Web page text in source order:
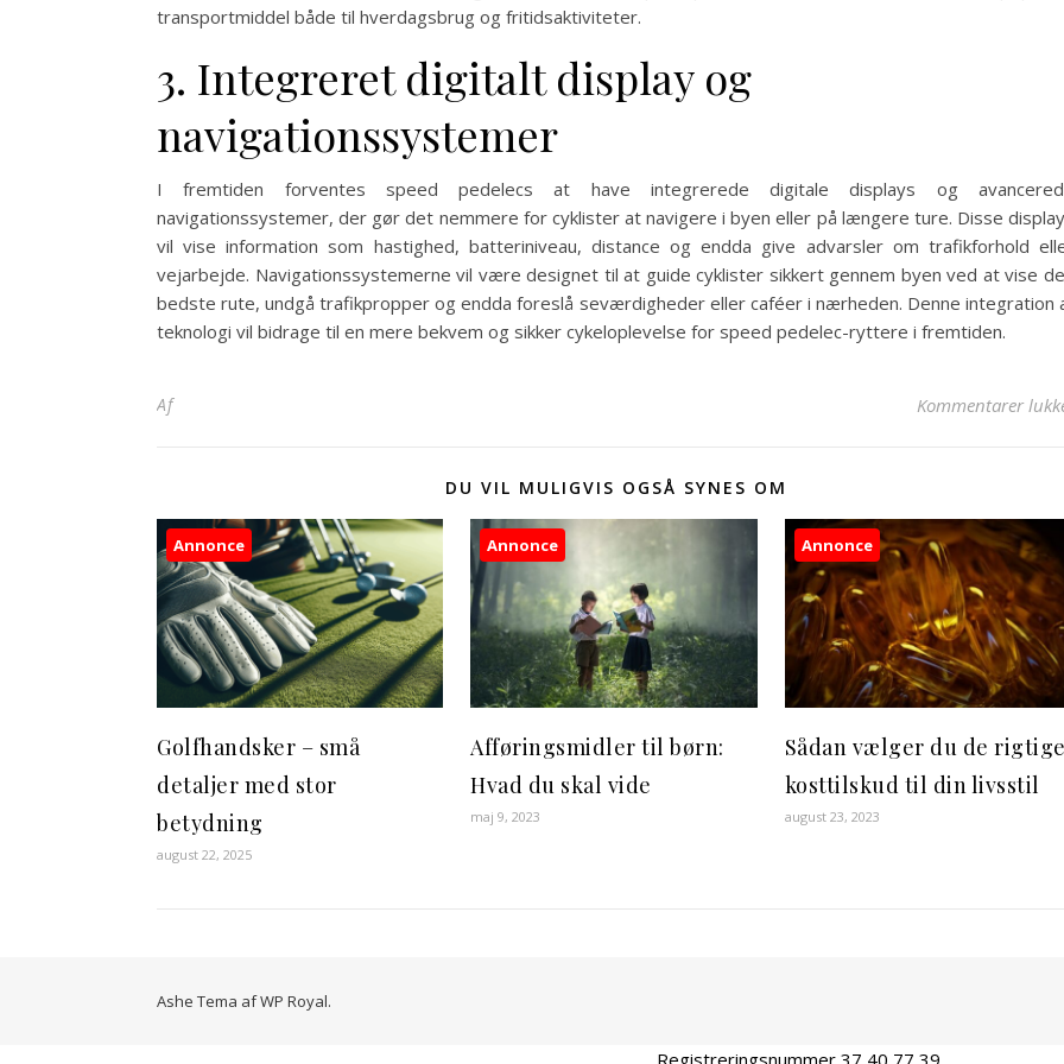
transportmiddel både til hverdagsbrug og fritidsaktiviteter.
3. Integreret digitalt display og
navigationssystemer
I fremtiden forventes speed pedelecs at have integrerede digitale displays og
navigationssystemer, der gør det nemmere for cyklister at navigere i byen eller på længere ture. Disse
vil vise information som hastighed, batteriniveau, distance og endda give advarsler om trafikforhold
vejarbejde. Navigationssystemerne vil være designet til at guide cyklister sikkert gennem byen ved at vise
bedste rute, undgå trafikpropper og endda foreslå seværdigheder eller caféer i nærheden. Denne integration
teknologi vil bidrage til en mere bekvem og sikker cykeloplevelse for speed pedelec-ryttere i fremtiden.
Af Kommentarer
DU VIL MULIGVIS OGSÅ SYNES OM
Annonce
Golfhandsker – små
detaljer med stor
betydning
august 22, 2025
Annonce
Afføringsmidler til børn:
Hvad du skal vide
maj 9, 2023
Annonce
Sådan vælger du de rigtige
kosttilskud til din livsstil
august 23, 2023
Ashe Tema afWP Royal.